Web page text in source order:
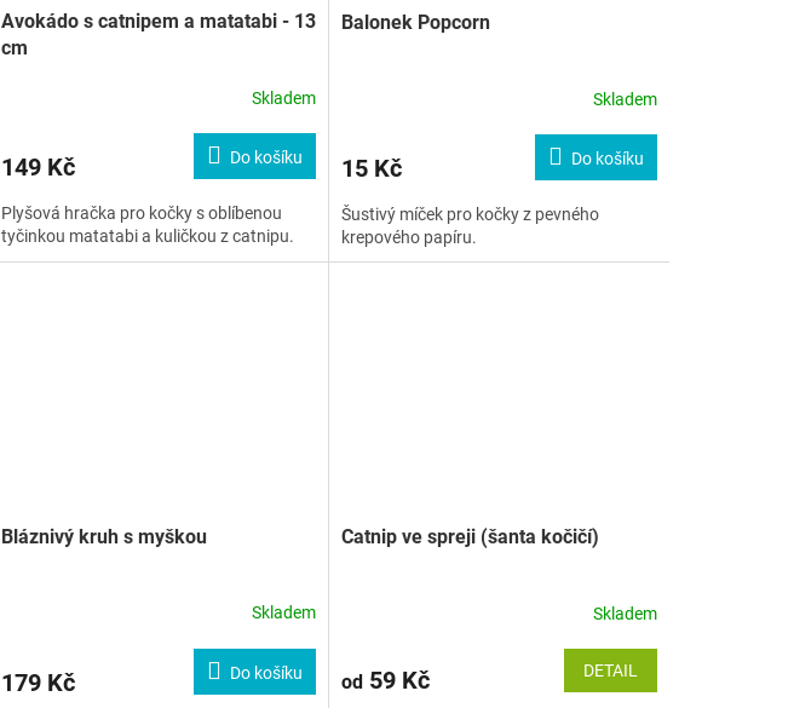
Avokádo s catnipem a matatabi - 13
cm
Skladem
149 Kč Do košíku
Plyšová hračka pro kočky s oblíbenou
tyčinkou matatabi a kuličkou z catnipu.
Balonek Popcorn
Skladem
15 Kč Do košíku
Šustivý míček pro kočky z pevného
krepového papíru.
Bláznivý kruh s myškou
Skladem
179 Kč Do košíku
Catnip ve spreji (šanta kočičí)
Skladem
od59 Kč DETAIL